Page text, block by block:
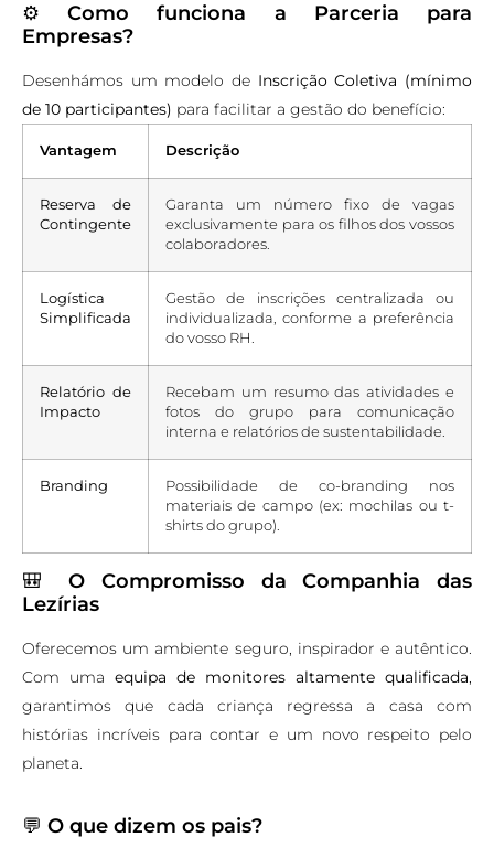
⚙️Como funciona a Parceria para
Empresas?
Desenhámos um modelo de Inscrição Coletiva (mínimo
de 10 participantes) para facilitar a gestão do benefício:
Vantagem Descrição
Reserva de
Contingente
Garanta um número fixo de vagas
exclusivamente para os filhos dos vossos
colaboradores.
Logística
Simplificada
Gestão de inscrições centralizada ou
individualizada, conforme a preferência
do vosso RH.
Relatório de
Impacto
Recebam um resumo das atividades e
fotos do grupo para comunicação
interna e relatórios de sustentabilidade.
Branding
Possibilidade de co-branding nos
materiais de campo (ex: mochilas ou t-
shirts do grupo).
🎒O Compromisso da Companhia das
Lezírias
Oferecemos um ambiente seguro, inspirador e autêntico.
Com uma equipa de monitores altamente qualificada,
garantimos que cada criança regressa a casa com
histórias incríveis para contar e um novo respeito pelo
planeta.
💬 O que dizem os pais?